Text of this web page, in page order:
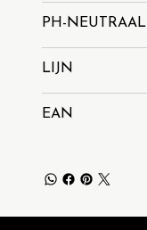
PH-NEUTRAAL
LIJN
EAN